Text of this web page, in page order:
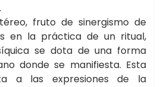
fruto de sinergismo de
en la práctica de un ritual,
se dota de una forma
donde se manifiesta. Esta
a las expresiones de la